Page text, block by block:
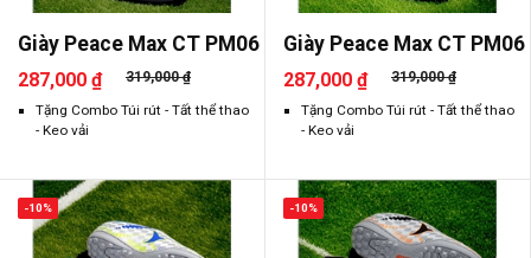
Giày Peace Max CT PM06
287,000 ₫ 319,000 ₫
Tặng Combo Túi rút - Tất thể thao
- Keo vải
Giày Peace Max CT PM06
287,000 ₫ 319,000 ₫
Tặng Combo Túi rút - Tất thể thao
- Keo vải
-10% -10%